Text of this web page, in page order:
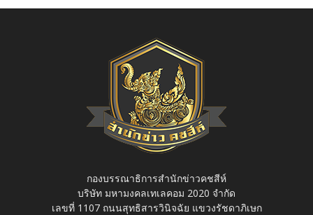
กองบรรณาธิการสำนักข่าวคชสีห์
บริษัท มหามงคลเทเลคอม 2020 จำกัด
เลขที่ 1107 ถนนสุทธิสารวินิจฉัย แขวงรัชดาภิเษก